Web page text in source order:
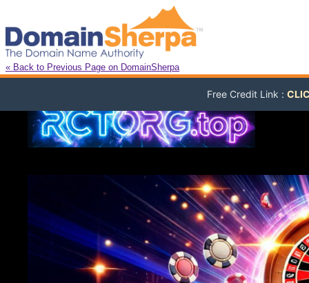
« Back to Previous Page on DomainSherpa